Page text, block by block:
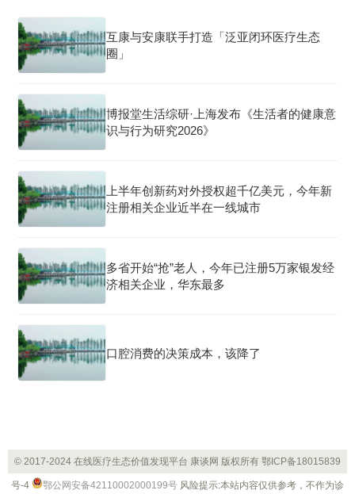
互康与安康联手打造「泛亚闭环医疗生态
圈」
博报堂生活综研·上海发布《生活者的健康意
识与行为研究2026》
上半年创新药对外授权超千亿美元，今年新
注册相关企业近半在一线城市
多省开始“抢”老人，今年已注册5万家银发经
济相关企业，华东最多
口腔消费的决策成本，该降了
© 2017-2024 在线医疗生态价值发现平台 康谈网 版权所有 鄂ICP备18015839
号-4 鄂公网安备42110002000199号 风险提示:本站内容仅供参考，不作为诊